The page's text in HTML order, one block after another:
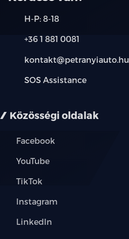
H-P: 8-18
+36 1 881 0081
kontakt@petranyiauto.hu
SOS Assistance
Közösségi oldalak
Facebook
YouTube
TikTok
Instagram
LinkedIn